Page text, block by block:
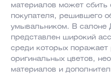
материалов может сбить
покупателя, решившего
умывальником. В салоне
представлен широкий
среди которых поражает
оригинальных цветов,
материалов и